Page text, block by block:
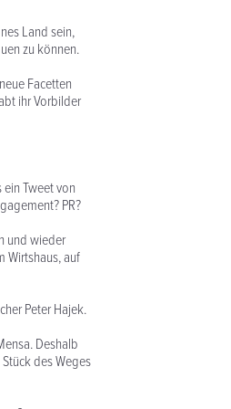
Land sein,
zu können.
Facetten
ihr Vorbilder
Tweet von
PR?
und wieder
Wirtshaus, auf
Peter Hajek.
Deshalb
des Weges